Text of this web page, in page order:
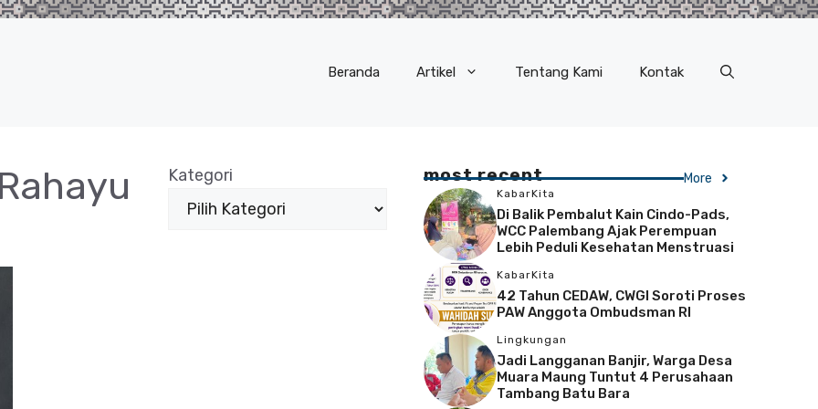
Beranda Artikel Tentang Kami Kontak
Kategori most recent More
KabarKita
Di Balik Pembalut Kain Cindo-Pads,
WCC Palembang Ajak Perempuan
Lebih Peduli Kesehatan Menstruasi
KabarKita
42 Tahun CEDAW, CWGI Soroti Proses
PAW Anggota Ombudsman RI
Lingkungan
Jadi Langganan Banjir, Warga Desa
Muara Maung Tuntut 4 Perusahaan
Tambang Batu Bara